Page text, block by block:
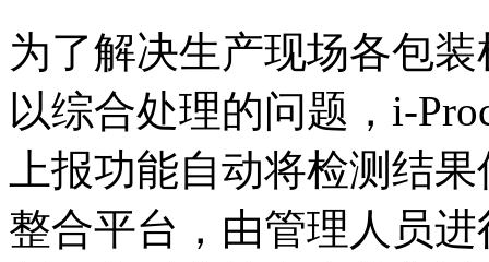
为了解决生产现场各包
以综合处理的问题，i-
上报功能自动将检测结
整合平台，由管理人员